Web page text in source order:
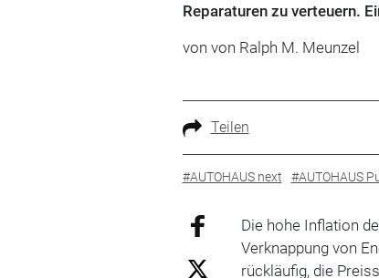
Reparaturen zu verteuern.
von von Ralph M. Meunzel
Teilen
#AUTOHAUS next #AUTOHAUS
Die hohe Inflation
Verknappung von
rückläufig, die